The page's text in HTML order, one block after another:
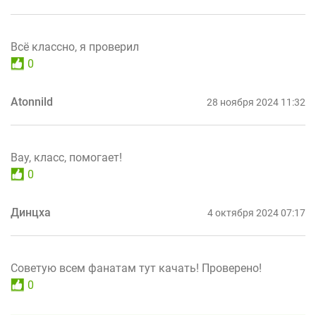
Всё классно, я проверил
0
Atonnild 28 ноября 2024 11:32
Вау, класс, помогает!
0
Динцха 4 октября 2024 07:17
Советую всем фанатам тут качать! Проверено!
0